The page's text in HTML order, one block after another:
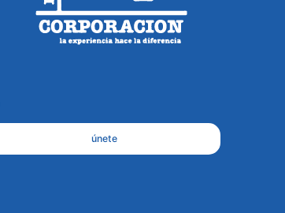
únete